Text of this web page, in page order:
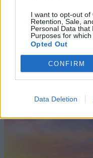
I want to opt-out of
Retention, Sale,
Personal Data that
Purposes for which
Opted Out
CONFIRM
Data Deletion
ÉLŐ
Szedd
a